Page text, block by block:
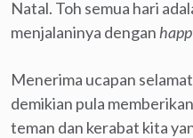
Natal. Toh semua hari
menjalaninya dengan
Menerima ucapan
demikian pula
teman dan kerabat kita